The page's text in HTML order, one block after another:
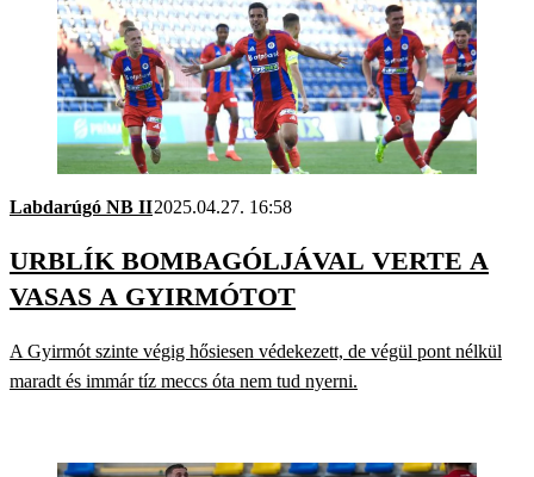
Labdarúgó NB II2025.04.27. 16:58
URBLÍK BOMBAGÓLJÁVAL VERTE A
VASAS A GYIRMÓTOT
A Gyirmót szinte végig hősiesen védekezett, de végül pont nélkül
maradt és immár tíz meccs óta nem tud nyerni.